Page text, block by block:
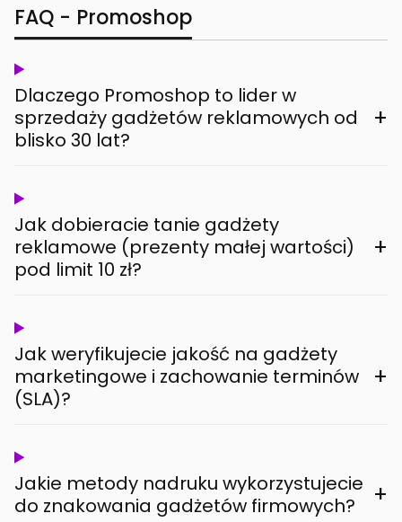
FAQ - Promoshop
Dlaczego Promoshop to lider w
sprzedaży gadżetów reklamowych od
blisko 30 lat?
+
Jak dobieracie tanie gadżety
reklamowe (prezenty małej wartości)
pod limit 10 zł?
+
Jak weryfikujecie jakość na gadżety
marketingowe i zachowanie terminów
(SLA)?
+
Jakie metody nadruku wykorzystujecie
do znakowania gadżetów firmowych?
+